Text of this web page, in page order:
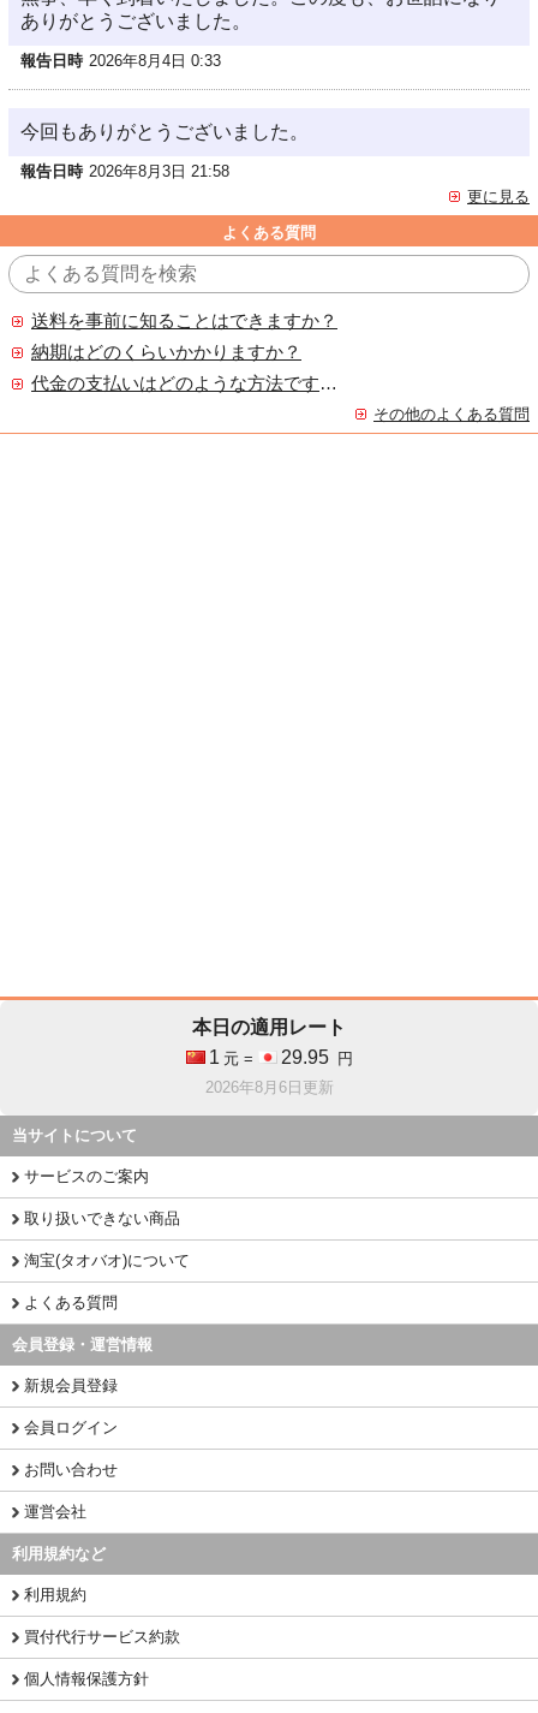
ありがとうございました。
報告日時 2026年8月4日 0:33
今回もありがとうございました。
報告日時 2026年8月3日 21:58
更に見る
よくある質問
送料を事前に知ることはできますか？
納期はどのくらいかかりますか？
代金の支払いはどのような方法ですか？
その他のよくある質問
本日の適用レート
1 元 = 29.95
円
2026年8月6日更新
当サイトについて
サービスのご案内
取り扱いできない商品
淘宝(タオバオ)について
よくある質問
会員登録・運営情報
新規会員登録
会員ログイン
お問い合わせ
運営会社
利用規約など
利用規約
買付代行サービス約款
個人情報保護方針